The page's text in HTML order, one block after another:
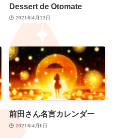
Dessert de Otomate
2021年4月13日
前田さん名言カレンダー
2021年4月6日